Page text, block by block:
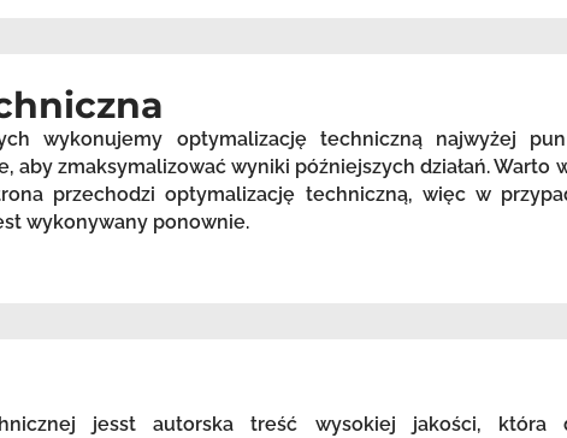
wykonujemy optymalizację techniczną najwyżej
aby zmaksymalizować wyniki późniejszych działań. Warto
przechodzi optymalizację techniczną, więc w
wykonywany ponownie.
jesst autorska treść wysokiej jakości, która